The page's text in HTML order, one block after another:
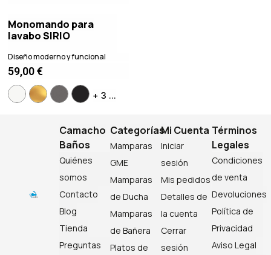
Monomando para
lavabo SIRIO
Diseño moderno y funcional
59,00€
+ 3 ...
Camacho
Baños
Quiénes
somos
Contacto
Blog
Tienda
Preguntas
Categorías
Mamparas
GME
Mamparas
de Ducha
Mamparas
de Bañera
Platos de
Mi Cuenta
Iniciar
sesión
Mis pedidos
Detalles de
la cuenta
Cerrar
sesión
Términos
Legales
Condiciones
de venta
Devoluciones
Política de
Privacidad
Aviso Legal